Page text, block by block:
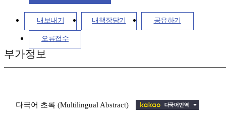
내보내기 내책장담기 공유하기
오류접수
부가정보
다국어 초록 (Multilingual Abstract)